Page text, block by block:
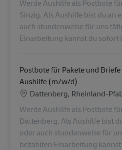
Werde Aushilfe als Postbote
Sinzig. Als Aushilfe bist du an
auch stundenweise für uns
Einarbeitung kannst du sofort
Postbote für Pakete und
Aushilfe (m/w/d)
Ubicación
Dattenberg, Rheinland-
Werde Aushilfe als Postbote
Dattenberg. Als Aushilfe bist
oder auch stundenweise für
bezahlten Einarbeitung